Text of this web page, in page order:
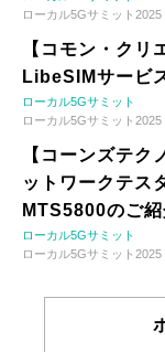
ローカル5Gサミット2025
【コモン・ク
LibeSIMサービ
ローカル5Gサミット
ローカル5Gサミット2025
【コーンズテ
ットワークテス
MTS5800のご
ローカル5Gサミット
ローカル5Gサミット2025